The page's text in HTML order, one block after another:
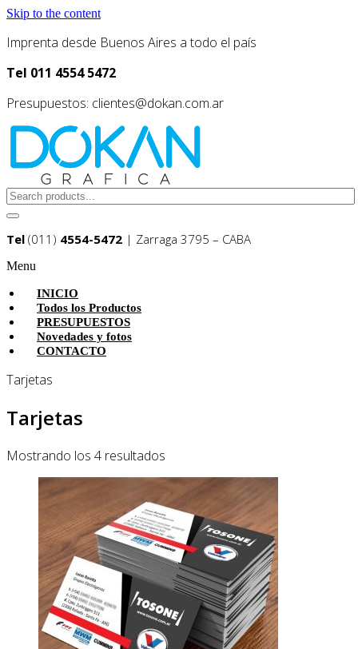
Skip to the content
Imprenta desde Buenos Aires a todo el país
Tel 011 4554 5472
Presupuestos: clientes@dokan.com.ar
Dokan Grafica
Imprenta desde Buenos Aires – Buena calidad de impresión y
Tel (011) 4554-5472 | Zarraga 3795 – CABA
Menu
INICIO
Todos los Productos
PRESUPUESTOS
Novedades y fotos
CONTACTO
Tarjetas
Tarjetas
Mostrando los 4 resultados